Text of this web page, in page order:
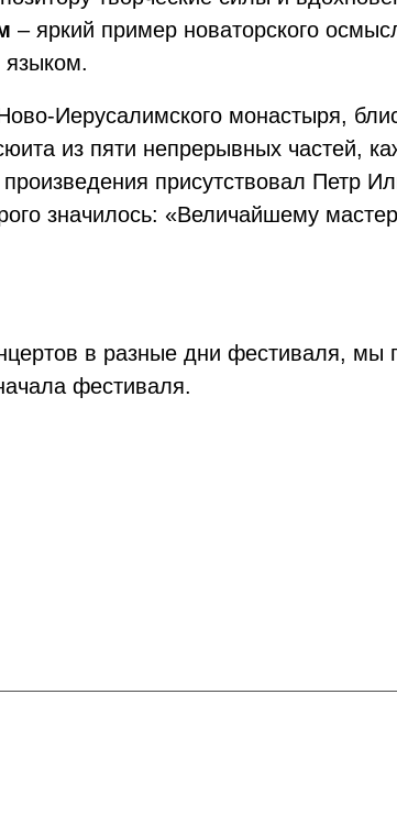
– яркий пример новаторского
языком.
Иерусалимского монастыря,
из пяти непрерывных частей,
присутствовал Петр
значилось: «Величайшему
в разные дни фестиваля, мы
фестиваля.